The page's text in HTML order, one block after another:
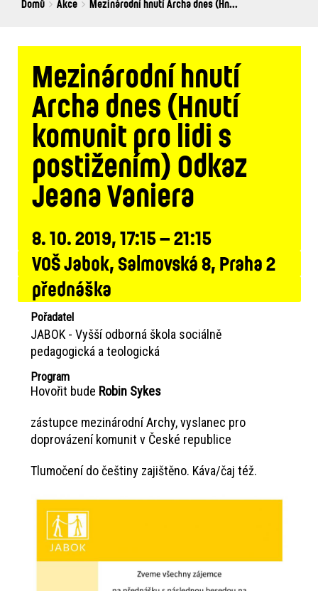
Breadcrumbs
You
Domů Akce Mezinárodní hnutí Archa dnes (Hn...
Mezinárodní hnutí
Archa dnes (Hnutí
komunit pro lidi s
postižením) Odkaz
Jeana Vaniera
8. 10. 2019, 17:15 – 21:15
VOŠ Jabok, Salmovská 8, Praha 2
přednáška
Pořadatel
JABOK - Vyšší odborná škola sociálně
pedagogická a teologická
Program
Hovořit bude Robin Sykes
zástupce mezinárodní Archy, vyslanec pro
doprovázení komunit v České republice
Tlumočení do češtiny zajištěno. Káva/čaj též.